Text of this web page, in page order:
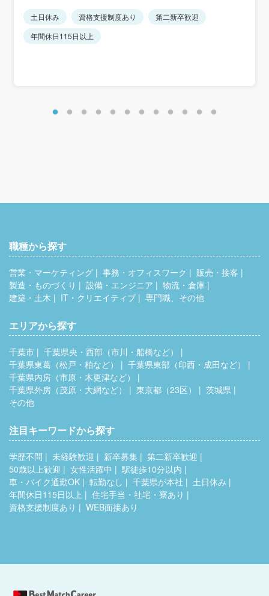
※経験・能力を考慮します。
＜想定年収＞
月給例：月給32万8100円（基本給28万2100円＋職務手当
11,000円＋残業代35,000円）
土日休み 資格支援制度あり
第二新卒歓迎
年間休日115日以上
職種から探す
営業・マーケティング 事務・オフィスワーク
販売・接客
製造・ものづくり
設備・エンジニア
物流・倉庫
建築・土木
IT・クリエイティブ 専門職、その他
エリアから探す
千葉市
千葉県央・西部（市川・船橋など）
千葉県東葛（松戸・柏など）
千葉県東部（印西・成田など）
千葉県内房（市原・木更津など）
千葉県外房（茂原・大網など）
東京都（23区）
茨城県
その他
注目キーワードから探す
学歴不問 未経験歓迎 新卒募集
第二新卒歓迎
50歳以上歓迎
女性活躍中
駅徒歩10分以内
車・バイク通勤OK
転勤なし 千葉県が本社
土日休み
年間休日115日以上
住宅手当・社宅・寮あり
資格支援制度あり
WEB面接あり